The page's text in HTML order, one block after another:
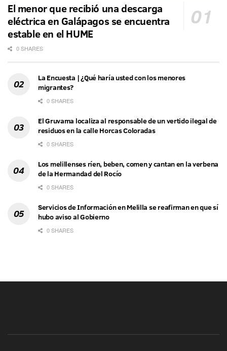
El menor que recibió una descarga
eléctrica en Galápagos se encuentra
estable en el HUME
0 SHARES
La Encuesta | ¿Qué haría usted con los menores
migrantes?
0 SHARES
El Gruvama localiza al responsable de un vertido ilegal de
residuos en la calle Horcas Coloradas
0 SHARES
Los melillenses ríen, beben, comen y cantan en la verbena
de la Hermandad del Rocío
0 SHARES
Servicios de Información en Melilla se reafirman en que sí
hubo aviso al Gobierno
0 SHARES